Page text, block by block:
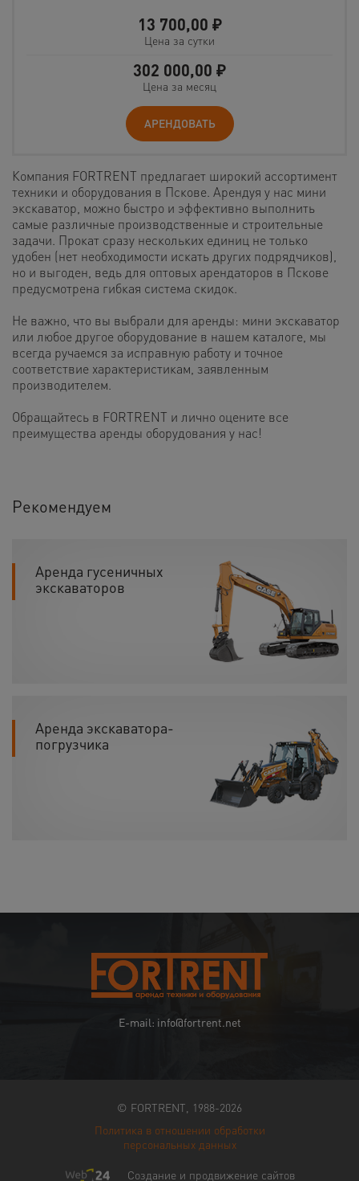
13 700,00 ₽
Цена за сутки
302 000,00 ₽
Цена за месяц
АРЕНДОВАТЬ
Компания FORTRENT предлагает широкий ассортимент
техники и оборудования в Пскове. Арендуя у нас мини
экскаватор, можно быстро и эффективно выполнить
самые различные производственные и строительные
задачи. Прокат сразу нескольких единиц не только
удобен (нет необходимости искать других подрядчиков),
но и выгоден, ведь для оптовых арендаторов в Пскове
предусмотрена гибкая система скидок.
Не важно, что вы выбрали для аренды: мини экскаватор
или любое другое оборудование в нашем каталоге, мы
всегда ручаемся за исправную работу и точное
соответствие характеристикам, заявленным
производителем.
Обращайтесь в FORTRENT и лично оцените все
преимущества аренды оборудования у нас!
Рекомендуем
Аренда гусеничных
экскаваторов
Аренда экскаватора-
погрузчика
E-mail: info@fortrent.net
© FORTRENT, 1988-2026
Политика в отношении обработки
персональных данных
Создание и продвижение сайтов